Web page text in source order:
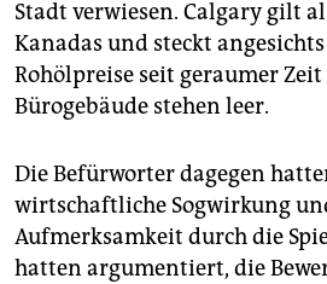
Stadt verwiesen. Calgary gilt
Kanadas und steckt
Rohölpreise seit geraumer
Bürogebäude stehen leer.
Die Befürworter dagegen
wirtschaftliche Sogwirkung
Aufmerksamkeit durch die
hatten argumentiert, die